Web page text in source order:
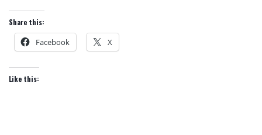
Share this:
Facebook X
Like this: